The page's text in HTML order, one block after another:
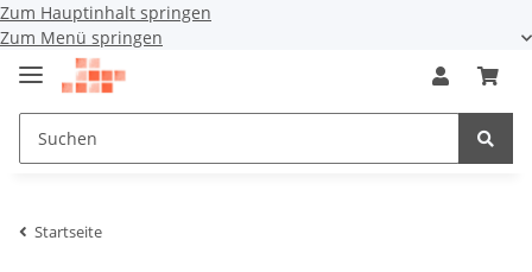
Zum Hauptinhalt springen
Zum Menü springen
Startseite